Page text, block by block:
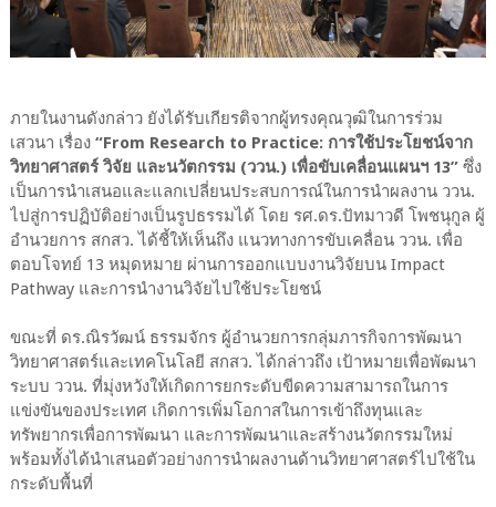
ภายในงานดังกล่าว ยังได้รับเกียรติจากผู้ทรงคุณวุฒิในการร่วม
เสวนา เรื่อง “From Research to Practice: การใช้ประโยชน์จาก
วิทยาศาสตร์ วิจัย และนวัตกรรม (ววน.) เพื่อขับเคลื่อนแผนฯ 13”ซึ่ง
เป็นการนำเสนอและแลกเปลี่ยนประสบการณ์ในการนำผลงาน ววน.
ไปสู่การปฏิบัติอย่างเป็นรูปธรรมได้ โดย รศ.ดร.ปัทมาวดี โพชนุกูล ผู้
อำนวยการ สกสว. ได้ชี้ให้เห็นถึง แนวทางการขับเคลื่อน ววน. เพื่อ
ตอบโจทย์ 13 หมุดหมาย ผ่านการออกแบบงานวิจัยบน Impact
Pathway และการนำงานวิจัยไปใช้ประโยชน์
ขณะที่ ดร.ณิรวัฒน์ ธรรมจักร ผู้อำนวยการกลุ่มภารกิจการพัฒนา
วิทยาศาสตร์และเทคโนโลยี สกสว. ได้กล่าวถึง เป้าหมายเพื่อพัฒนา
ระบบ ววน. ที่มุ่งหวังให้เกิดการยกระดับขีดความสามารถในการ
แข่งขันของประเทศ เกิดการเพิ่มโอกาสในการเข้าถึงทุนและ
ทรัพยากรเพื่อการพัฒนา และการพัฒนาและสร้างนวัตกรรมใหม่
พร้อมทั้งได้นำเสนอตัวอย่างการนำผลงานด้านวิทยาศาสตร์ไปใช้ใน
กระดับพื้นที่